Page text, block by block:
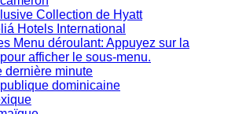
Collection de Hyatt
Hotels International
Menu déroulant: Appuyez sur la
afficher le sous-menu.
dernière minute
dominicaine